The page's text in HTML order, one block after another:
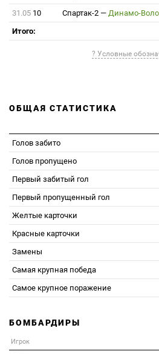
31.05 10 Спартак-2 — Динамо-
Итого:
? Условные
ОБЩАЯ СТАТИСТИКА
Голов забито
Голов пропущено
Первый забитый гол
Первый пропущенный гол
Желтые карточки
Красные карточки
Замены
Самая крупная победа
Самое крупное поражение
БОМБАРДИРЫ
Игрок